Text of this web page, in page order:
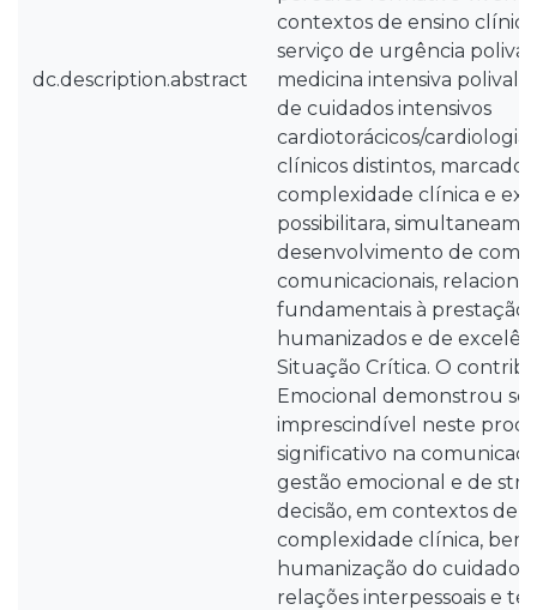
dc.description.abstract
contextos de ensino
serviço de urgência
medicina intensiva
de cuidados intensivos
cardiotorácicos/
clínicos distintos,
complexidade clínica e
possibilitara,
desenvolvimento de
comunicacionais,
fundamentais à prestação
humanizados e de
Situação Crítica. O
Emocional demonstrou
imprescindível neste
significativo na
gestão emocional e de
decisão, em contextos de
complexidade clínica, bem
humanização do cuidado
relações interpessoais e